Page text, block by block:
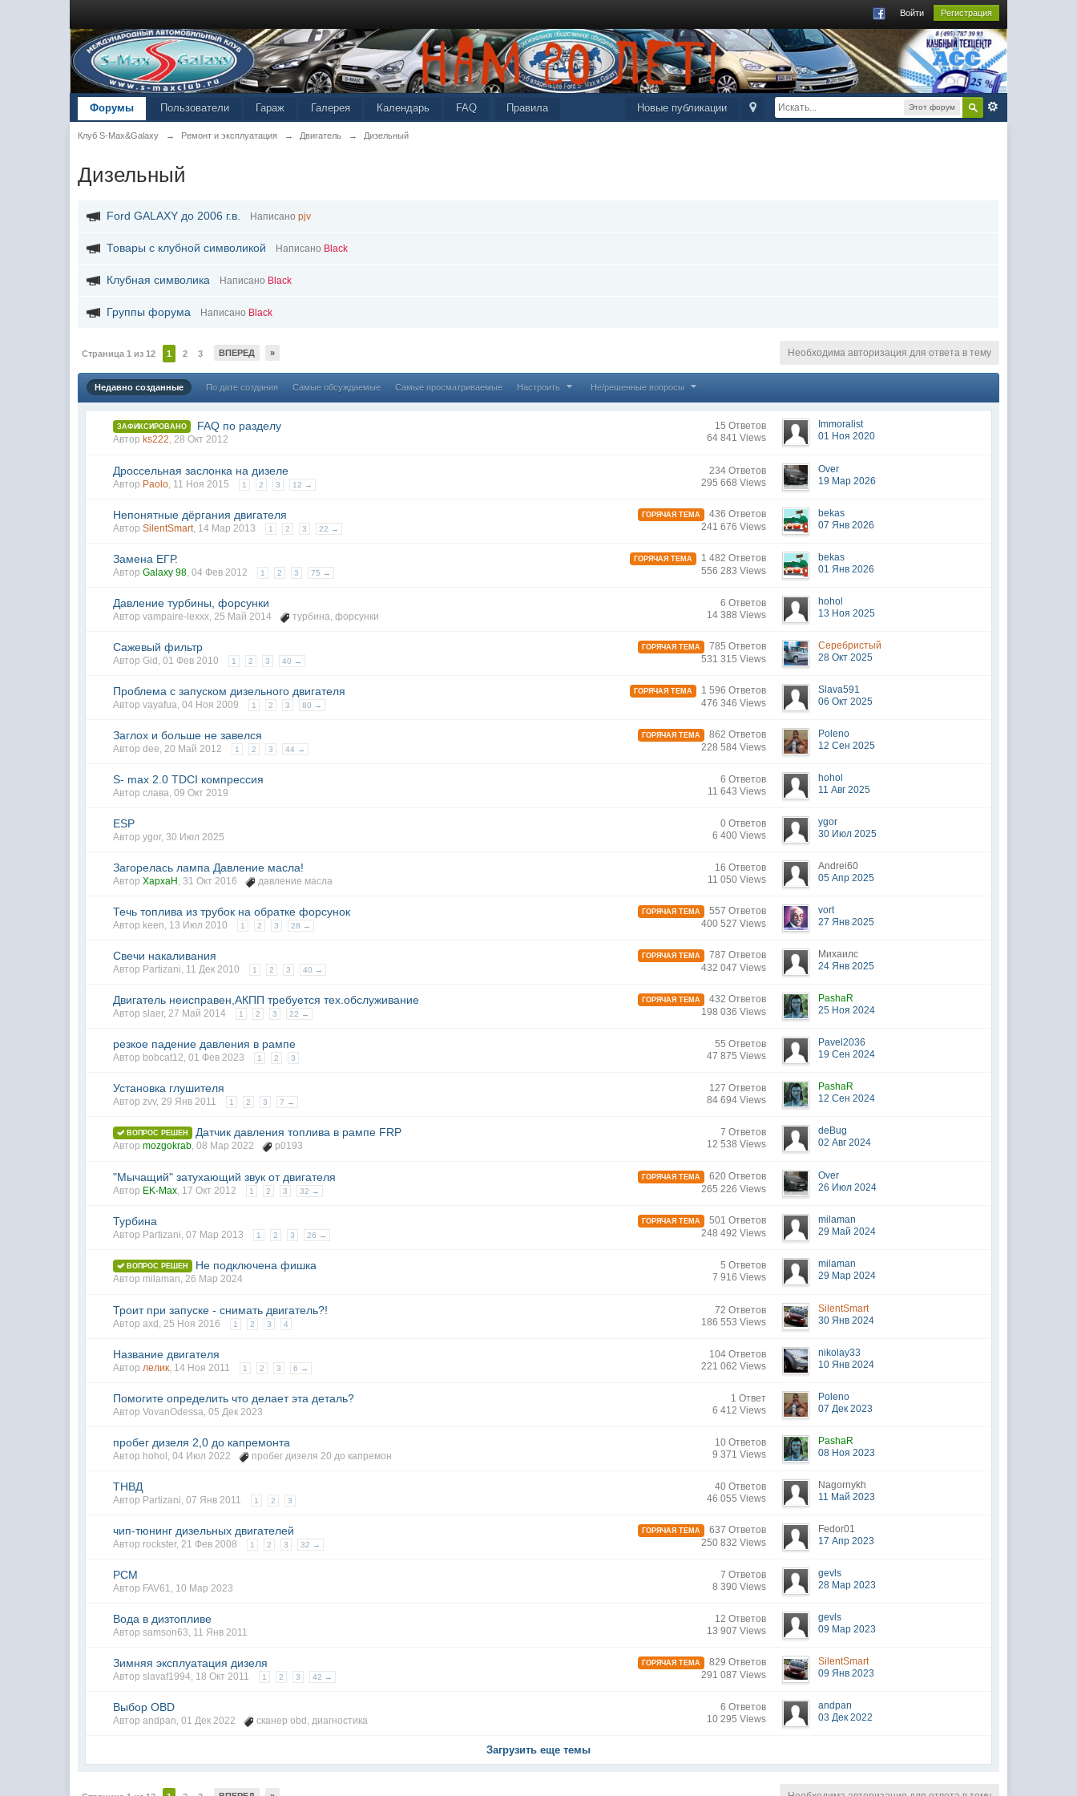
Войти Регистрация
Этот форум
Новые публикации
FAQ Правила
Форумы Пользователи Гараж Галерея Календарь
Клуб S-Max&Galaxy → Ремонт и эксплуатация → Двигатель → Дизельный
Дизельный
Ford GALAXY до 2006 г.в. Написаноpjv
Товары с клубной символикой Написано Black
Клубная символика Написано Black
Группы форума Написано Black
Страница 1 из 12 1 2 3 ВПЕРЕД » Необходима авторизация для ответа в тему
Недавно созданные По дате создания Самые обсуждаемые Самые просматриваемые Настроить Не/решенные вопросы
ЗАФИКСИРОВАНО FAQ по разделу
Автор ks222,28 Окт 2012
15 Ответов
64 841 Views
Immoralist
01 Ноя 2020
Дроссельная заслонка на дизеле
Автор Paolo, 11 Ноя 2015 1 2 3 12 →
234 Ответов
295 668 Views
Over
19 Мар 2026
Непонятные дёргания двигателя
АвторSilentSmart, 14 Мар 2013 1 2 3 22 →
ГОРЯЧАЯ ТЕМА
436 Ответов
241 676 Views
bekas
07 Янв 2026
Замена ЕГР.
АвторGalaxy 98,04 Фев 2012 1 2 3 75 →
ГОРЯЧАЯ ТЕМА
1 482 Ответов
556 283 Views
bekas
01 Янв 2026
Давление турбины, форсунки
Авторvampaire-lexxx,25 Май 2014 турбина,форсунки
6 Ответов
14 388 Views
hohol
13 Ноя 2025
Сажевый фильтр
АвторGid,01 Фев 2010 1 2 3 40 →
ГОРЯЧАЯ ТЕМА
785 Ответов
531 315 Views
Серебристый
28 Окт 2025
Проблема с запуском дизельного двигателя
Автор vayafua,04 Ноя 2009 1 2 3 80 →
ГОРЯЧАЯ ТЕМА
1 596 Ответов
476 346 Views
Slava591
06 Окт 2025
Заглох и больше не завелся
Авторdee,20 Май 2012 1 2 3 44 →
ГОРЯЧАЯ ТЕМА
862 Ответов
228 584 Views
Poleno
12 Сен 2025
S- max 2.0 TDCI компрессия
Авторслава,09 Окт 2019
6 Ответов
11 643 Views
hohol
11 Авг 2025
ESP
Авторygor,30 Июл 2025
0 Ответов
6 400 Views
ygor
30 Июл 2025
Загорелась лампа Давление масла!
АвторXapxaH,31 Окт 2016 давление масла
16 Ответов
11 050 Views
Andrei60
05 Апр 2025
Течь топлива из трубок на обратке форсунок
Автор keen, 13 Июл 2010 1 2 3 28 →
ГОРЯЧАЯ ТЕМА
557 Ответов
400 527 Views
vort
27 Янв 2025
Свечи накаливания
Автор Partizani, 11 Дек 2010 1 2 3 40 →
ГОРЯЧАЯ ТЕМА
787 Ответов
432 047 Views
Михаилс
24 Янв 2025
Двигатель неисправен,АКПП требуется тех.обслуживание
Авторslaer,27 Май 2014 1 2 3 22 →
ГОРЯЧАЯ ТЕМА
432 Ответов
198 036 Views
PashaR
25 Ноя 2024
резкое падение давления в рампе
Автор bobcat12,01 Фев 2023 1 2 3
55 Ответов
47 875 Views
Pavel2036
19 Сен 2024
Установка глушителя
Авторzvv,29 Янв 2011 1 2 3 7 →
127 Ответов
84 694 Views
PashaR
12 Сен 2024
ВОПРОС РЕШЕН Датчик давления топлива в рампе FRP
Авторmozgokrab,08 Мар 2022 p0193
7 Ответов
12 538 Views
deBug
02 Авг 2024
"Мычащий" затухающий звук от двигателя
Автор EK-Max, 17 Окт 2012 1 2 3 32 →
ГОРЯЧАЯ ТЕМА
620 Ответов
265 226 Views
Over
26 Июл 2024
Турбина
Автор Partizani,07 Мар 2013 1 2 3 26 →
ГОРЯЧАЯ ТЕМА
501 Ответов
248 492 Views
milaman
29 Май 2024
ВОПРОС РЕШЕН Не подключена фишка
Автор milaman,26 Мар 2024
5 Ответов
7 916 Views
milaman
29 Мар 2024
Троит при запуске - снимать двигатель?!
Авторaxd,25 Ноя 2016 1 2 3 4
72 Ответов
186 553 Views
SilentSmart
30 Янв 2024
Название двигателя
Авторлелик, 14 Ноя 2011 1 2 3 6 →
104 Ответов
221 062 Views
nikolay33
10 Янв 2024
Помогите определить что делает эта деталь?
АвторVovanOdessa,05 Дек 2023
1 Ответ
6 412 Views
Poleno
07 Дек 2023
пробег дизеля 2,0 до капремонта
Автор hohol,04 Июл 2022 пробег дизеля 20 до капремон
10 Ответов
9 371 Views
PashaR
08 Ноя 2023
ТНВД
Автор Partizani,07 Янв 2011 1 2 3
40 Ответов
46 055 Views
Nagornykh
11 Май 2023
чип-тюнинг дизельных двигателей
Автор rockster,21 Фев 2008 1 2 3 32 →
ГОРЯЧАЯ ТЕМА
637 Ответов
250 832 Views
Fedor01
17 Апр 2023
РСМ
Автор FAV61, 10 Мар 2023
7 Ответов
8 390 Views
gevls
28 Мар 2023
Вода в дизтопливе
Авторsamson63, 11 Янв 2011
12 Ответов
13 907 Views
gevls
09 Мар 2023
Зимняя эксплуатация дизеля
Авторslavaf1994, 18 Окт 2011 1 2 3 42 →
ГОРЯЧАЯ ТЕМА
829 Ответов
291 087 Views
SilentSmart
09 Янв 2023
Выбор OBD
Авторandpan,01 Дек 2022 сканер obd,диагностика
6 Ответов
10 295 Views
andpan
03 Дек 2022
Загрузить еще темы